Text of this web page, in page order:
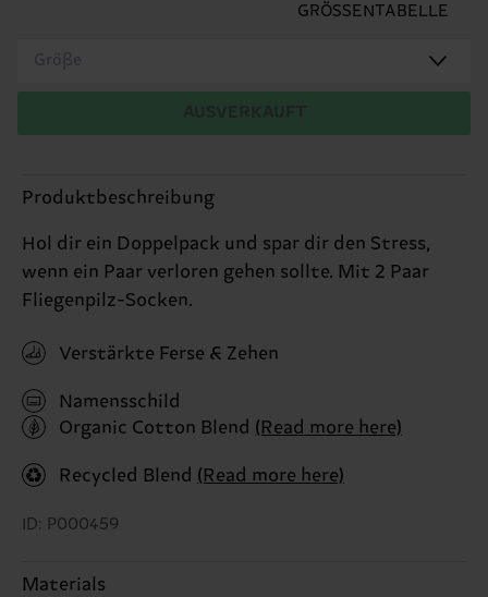
GRÖSSENTABELLE
Größe
Produktbeschreibung
Hol dir ein Doppelpack und spar dir den Stress,
wenn ein Paar verloren gehen sollte. Mit 2 Paar
Fliegenpilz-Socken.
Verstärkte Ferse & Zehen
Namensschild
Organic Cotton Blend (Read more here)
Recycled Blend (Read more here)
ID: P000459
Materials